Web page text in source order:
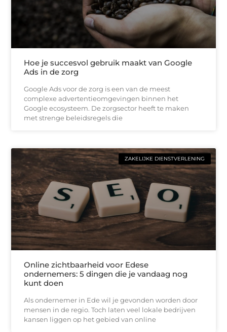
Hoe je succesvol gebruik maakt van Google
Ads in de zorg
Google Ads voor de zorg is een van de meest
complexe advertentieomgevingen binnen het
Google ecosysteem. De zorgsector heeft te maken
met strenge beleidsregels die
ZAKELIJKE DIENSTVERLENING
Online zichtbaarheid voor Edese
ondernemers: 5 dingen die je vandaag nog
kunt doen
Als ondernemer in Ede wil je gevonden worden door
mensen in de regio. Toch laten veel lokale bedrijven
kansen liggen op het gebied van online